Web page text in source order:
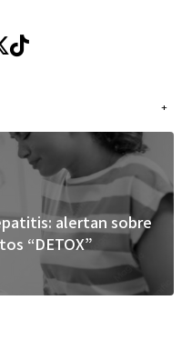
+
va mucho más allá del
una atención